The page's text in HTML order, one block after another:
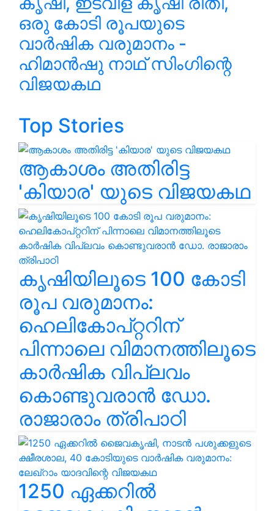
ഒരു കോടി രൂപയുടെ
വാർഷിക വരുമാനം -
ഹിമാൻഷു നാഥ് സിംഗിന്റെ
വിജയകഥ
Top Stories
ആകാശം അതിരിട്ട
'കിയാര' യുടെ വിജയകഥ
കൃഷിയിലൂടെ 100 കോടി
രൂപ വരുമാനം:
ഹെലികോപ്റ്ററിന്
പിന്നാലെ വിമാനത്തിലൂടെ
കാർഷിക വിപ്ലവം
കൊണ്ടുവരാൻ ഡോ.
രാജാരാം ത്രിപാഠി
1250 ഏക്കറിൽ